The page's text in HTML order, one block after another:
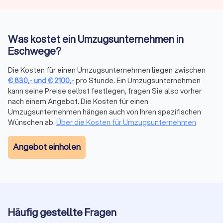
Richtwerte
Umzugshelfer 25–40 € pro Stunde 200–320 €
Möbelpacker 30–50 € pro Stunde 240–400 €
LKW mit
Fahrer
50–100 € pro Stunde
Kilometerpauschale Fernumzug: 0,50 bis 1,50 € pro
Was kostet ein Umzugsunternehmen in
Eschwege?
Die Kosten für einen Umzugsunternehmen liegen zwischen
€830,-und€2100,-pro Stunde. Ein Umzugsunternehmen
kann seine Preise selbst festlegen, fragen Sie also vorher
nach einem Angebot. Die Kosten für einen
Umzugsunternehmen hängen auch von Ihren spezifischen
Wünschen ab. Über die Kosten für Umzugsunternehmen
Angebot einholen
Häufig gestellte Fragen